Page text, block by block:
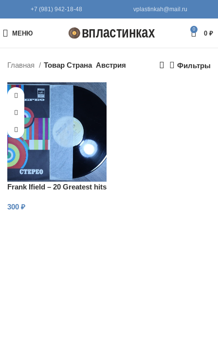
+7 (981) 942-18-48 vplastinkah@mail.ru
МЕНЮ
0
0 ₽
Главная Товар Страна Австрия Фильтры
Frank Ifield – 20 Greatest hits
300 ₽